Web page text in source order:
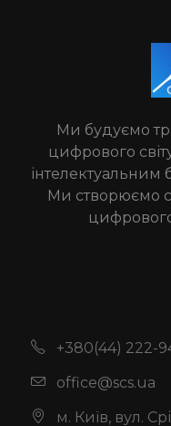
Ми будуємо
цифрового
інтелектуальним
Ми створюємо
+380(44) 222-
office@scs.ua
м. Київ, вул.